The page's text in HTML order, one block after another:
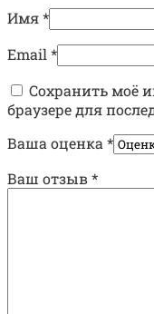
Имя*
Email *
Сохранить моё
браузере для
Ваша оценка *
Ваш отзыв*